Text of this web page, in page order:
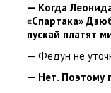
— Когда
«Спартака»
пускай платят
— Федун не
— Нет. Поэтому